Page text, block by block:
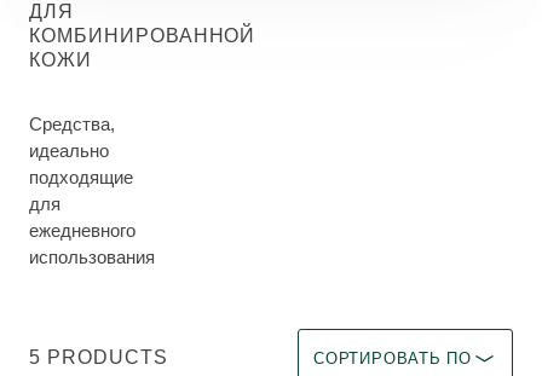
ДЛЯ
КОМБИНИРОВАННОЙ
КОЖИ
Средства,
идеально
подходящие
для
ежедневного
использования
5 PRODUCTS СОРТИРОВАТЬ ПО